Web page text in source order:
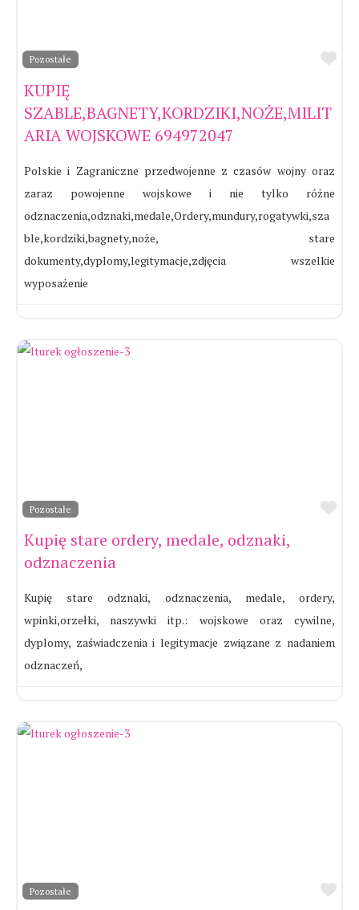
Pozostałe
KUPIĘ
SZABLE,BAGNETY,KORDZIKI,NOŻE,MILIT
ARIA WOJSKOWE 694972047
Polskie i Zagraniczne przedwojenne z czasów wojny oraz
zaraz powojenne wojskowe i nie tylko różne
odznaczenia,odznaki,medale,Ordery,mundury,rogatywki,sza
ble,kordziki,bagnety,noże, stare
dokumenty,dyplomy,legitymacje,zdjęcia wszelkie
wyposażenie
Pozostałe
Kupię stare ordery, medale, odznaki,
odznaczenia
Kupię stare odznaki, odznaczenia, medale, ordery,
wpinki,orzełki, naszywki itp.: wojskowe oraz cywilne,
dyplomy, zaświadczenia i legitymacje związane z nadaniem
odznaczeń,
Pozostałe